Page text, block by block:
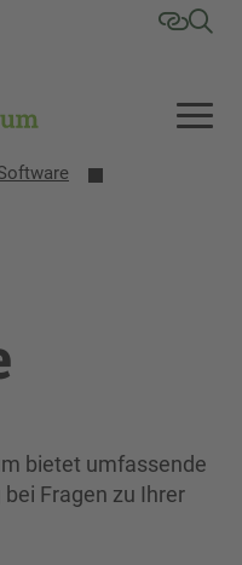
bietet umfassende
Fragen zu Ihrer